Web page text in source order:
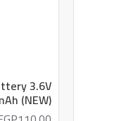
3.6V
(NEW)